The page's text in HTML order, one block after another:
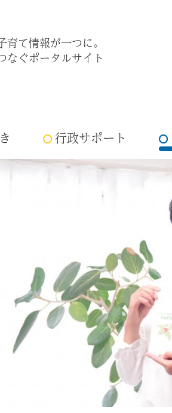
て情報が一つに。
なぐポータルサイト
行政サポート